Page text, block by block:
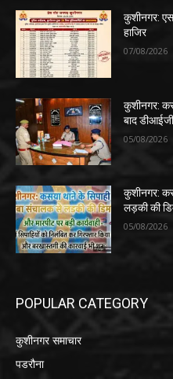
कुशीनगर:
हाजिर
07/08/2026
कुशीनगर:
बाद
05/08/2026
कुशीनगर:
लड़की की
05/08/2026
POPULAR CATEGORY
कुशीनगर समाचार
पडरौना